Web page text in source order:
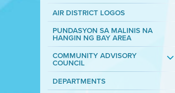
AIR DISTRICT LOGOS
PUNDASYON SA MALINIS NA
HANGIN NG BAY AREA
COMMUNITY ADVISORY
COUNCIL
DEPARTMENTS